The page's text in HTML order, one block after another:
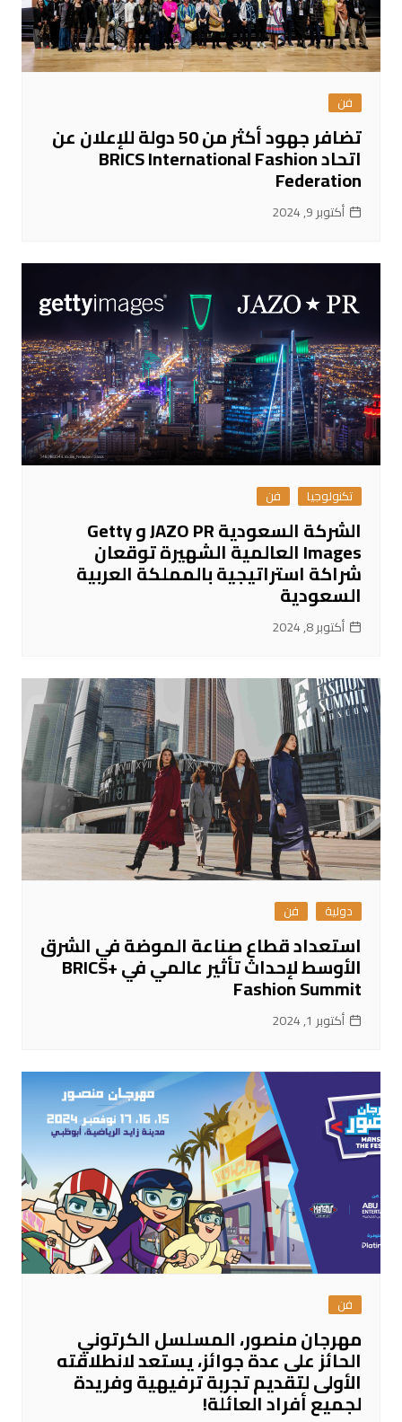
فن
تضافر جهود أكثر من 50 دولة للإعلان عن
اتحاد BRICS International Fashion
Federation
أكتوبر 9, 2024
تكنولوجيا فن
الشركة السعودية JAZO PR و Getty
Images العالمية الشهيرة توقعان
شراكة استراتيجية بالمملكة العربية
السعودية
أكتوبر 8, 2024
دولية فن
استعداد قطاع صناعة الموضة في الشرق
الأوسط لإحداث تأثير عالمي في BRICS+
Fashion Summit
أكتوبر 1, 2024
فن
مهرجان منصور، المسلسل الكرتوني
الحائز على عدة جوائز، يستعد لانطلاقته
الأولى لتقديم تجربة ترفيهية وفريدة
لجميع أفراد العائلة!